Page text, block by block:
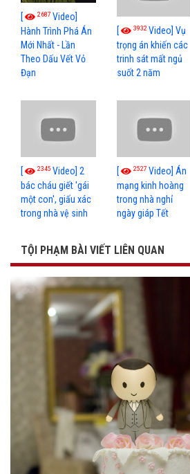
[ 2687 Video]
Hành Trình Phá Án
Mới Nhất - Lần
Theo Dấu Vết Vỏ
Đạn
[ 3932Video] Vụ
trọng án khiến các
trinh sát mất ngủ
suốt 2 năm
[ 2345 Video] 2
bác cháu giết 'gái
một con', giấu xác
trong nhà vệ sinh
[ 2527Video] Án
mạng kinh hoàng
trong nhà nghỉ
ngày giáp Tết
TỘI PHẠM BÀI VIẾT LIÊN QUAN